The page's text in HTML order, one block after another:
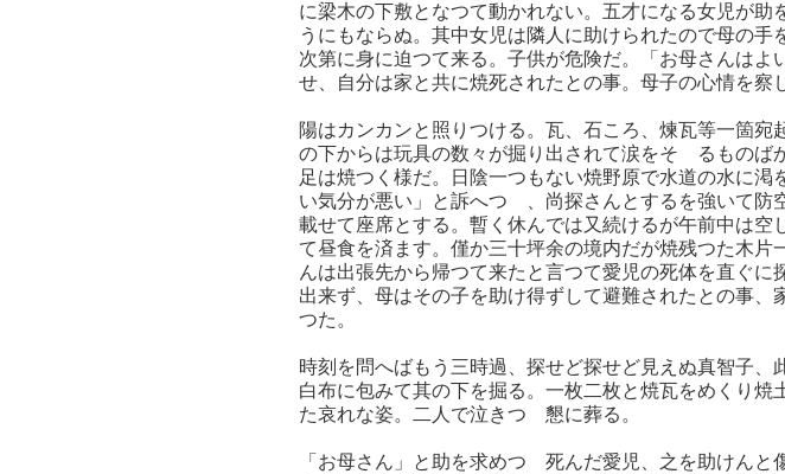
に梁木の下敷となつて動かれない。五才になる女児が
うにもならぬ。其中女児は隣人に助けられたので母の
次第に身に迫つて来る。子供が危険だ。「お母さんは
せ、自分は家と共に焼死されたとの事。母子の心情を察
陽はカンカンと照りつける。瓦、石ころ、煉瓦等一箇
の下からは玩具の数々が掘り出されて涙をそゝるもの
足は焼つく様だ。日陰一つもない焼野原で水道の水に
い気分が悪い」と訴へつゝ、尚探さんとするを強いて
載せて座席とする。暫く休んでは又続けるが午前中は
て昼食を済ます。僅か三十坪余の境内だが焼残つた木
んは出張先から帰つて来たと言つて愛児の死体を直ぐ
出来ず、母はその子を助け得ずして避難されたとの事
つた。
時刻を問へばもう三時過、探せど探せど見えぬ真智子
白布に包みて其の下を掘る。一枚二枚と焼瓦をめくり
た哀れな姿。二人で泣きつゝ懇に葬る。
「お母さん」と助を求めつゝ死んだ愛児、之を助けん